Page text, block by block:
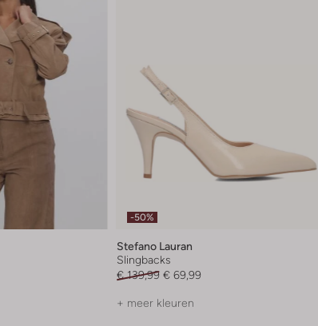
-50%
Stefano Lauran
Slingbacks
€ 139,99 € 69,99
+ meer kleuren